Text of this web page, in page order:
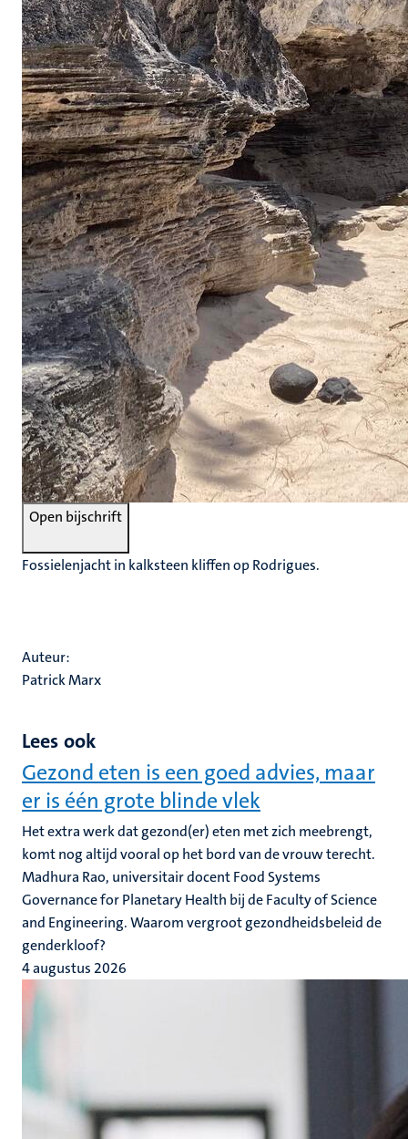
Open bijschrift
Fossielenjacht in kalksteen kliffen op Rodrigues.
Auteur:
Patrick Marx
Lees ook
Gezond eten is een goed advies, maar
er is één grote blinde vlek
Het extra werk dat gezond(er) eten met zich meebrengt,
komt nog altijd vooral op het bord van de vrouw terecht.
Madhura Rao, universitair docent Food Systems
Governance for Planetary Health bij de Faculty of Science
and Engineering. Waarom vergroot gezondheidsbeleid de
genderkloof?
4 augustus 2026